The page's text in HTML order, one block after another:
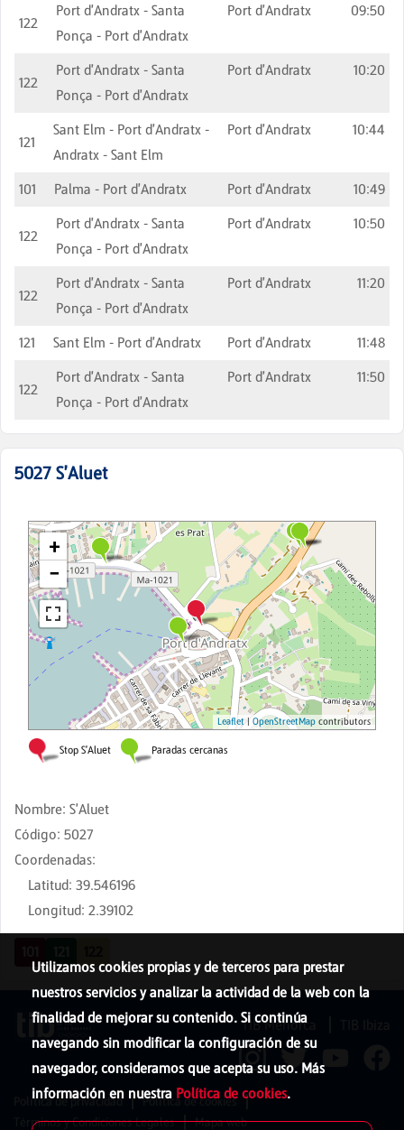
122
Port d'Andratx - Santa
Ponça - Port d'Andratx
Port d'Andratx 09:50
122
Port d'Andratx - Santa
Ponça - Port d'Andratx
Port d'Andratx 10:20
121
Sant Elm - Port d'Andratx -
Andratx - Sant Elm
Port d'Andratx 10:44
101 Palma - Port d'Andratx Port d'Andratx 10:49
122
Port d'Andratx - Santa
Ponça - Port d'Andratx
Port d'Andratx 10:50
122
Port d'Andratx - Santa
Ponça - Port d'Andratx
Port d'Andratx 11:20
121 Sant Elm - Port d'Andratx Port d'Andratx 11:48
122
Port d'Andratx - Santa
Ponça - Port d'Andratx
Port d'Andratx 11:50
5027 S'Aluet
Nombre: S'Aluet
Código: 5027
Coordenadas:
Latitud: 39.546196
Longitud: 2.39102
Utilizamos cookies propias y de terceros para prestar
nuestros servicios y analizar la actividad de la web con la
finalidad de mejorar su contenido. Si continúa
navegando sin modificar la configuración de su
navegador, consideramos que acepta su uso. Más
información en nuestra Política de cookies.
TIB Menorca
Política de privacidad
Política de cookies
Términos y Condiciones Legales
Mapa web